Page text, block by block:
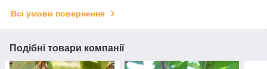
Всі умови повернення
Подібні товари компанії